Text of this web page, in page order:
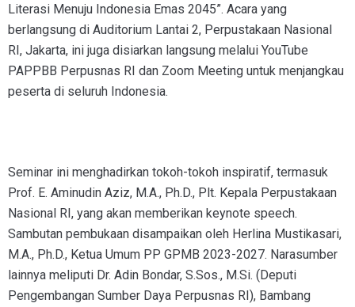
Literasi Menuju Indonesia Emas 2045”. Acara yang
berlangsung di Auditorium Lantai 2, Perpustakaan Nasional
RI, Jakarta, ini juga disiarkan langsung melalui YouTube
PAPPBB Perpusnas RI dan Zoom Meeting untuk menjangkau
peserta di seluruh Indonesia.
Seminar ini menghadirkan tokoh-tokoh inspiratif, termasuk
Prof. E. Aminudin Aziz, M.A., Ph.D., Plt. Kepala Perpustakaan
Nasional RI, yang akan memberikan keynote speech.
Sambutan pembukaan disampaikan oleh Herlina Mustikasari,
M.A., Ph.D., Ketua Umum PP GPMB 2023-2027. Narasumber
lainnya meliputi Dr. Adin Bondar, S.Sos., M.Si. (Deputi
Pengembangan Sumber Daya Perpusnas RI), Bambang